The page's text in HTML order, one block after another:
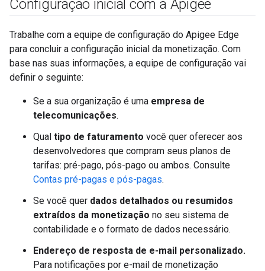
Configuração inicial com a Apigee
Trabalhe com a equipe de configuração do Apigee Edge
para concluir a configuração inicial da monetização. Com
base nas suas informações, a equipe de configuração vai
definir o seguinte:
Se a sua organização é uma empresa de
telecomunicações.
Qual tipo de faturamento você quer oferecer aos
desenvolvedores que compram seus planos de
tarifas: pré-pago, pós-pago ou ambos. Consulte
Contas pré-pagas e pós-pagas.
Se você quer dados detalhados ou resumidos
extraídos da monetização no seu sistema de
contabilidade e o formato de dados necessário.
Endereço de resposta de e-mail personalizado.
Para notificações por e-mail de monetização